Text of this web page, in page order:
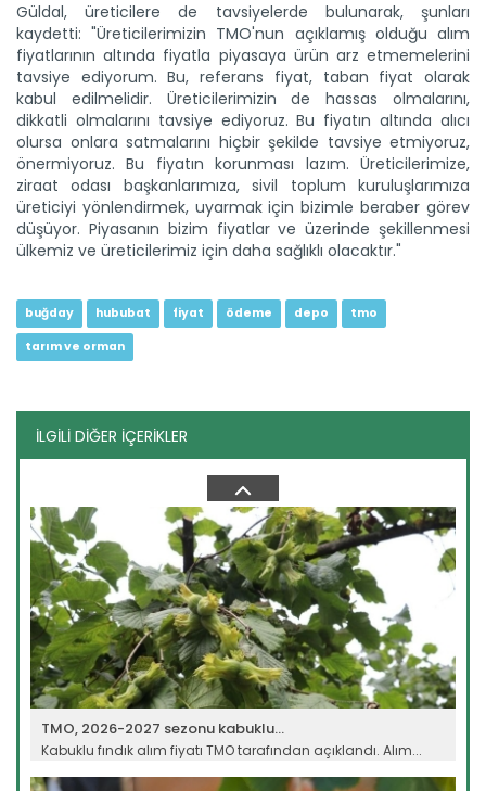
Güldal, üreticilere de tavsiyelerde bulunarak, şunları
kaydetti: "Üreticilerimizin TMO'nun açıklamış olduğu alım
fiyatlarının altında fiyatla piyasaya ürün arz etmemelerini
tavsiye ediyorum. Bu, referans fiyat, taban fiyat olarak
kabul edilmelidir. Üreticilerimizin de hassas olmalarını,
dikkatli olmalarını tavsiye ediyoruz. Bu fiyatın altında alıcı
olursa onlara satmalarını hiçbir şekilde tavsiye etmiyoruz,
önermiyoruz. Bu fiyatın korunması lazım. Üreticilerimize,
ziraat odası başkanlarımıza, sivil toplum kuruluşlarımıza
üreticiyi yönlendirmek, uyarmak için bizimle beraber görev
düşüyor. Piyasanın bizim fiyatlar ve üzerinde şekillenmesi
ülkemiz ve üreticilerimiz için daha sağlıklı olacaktır."
buğday hububat fiyat ödeme depo tmo
tarım ve orman
İLGİLİ DİĞER İÇERİKLER
Ceylanpınar ekimde ve hasatta...
Tarım ve Orman Bakanlığı Tarım İşletmeleri Genel
Müdürlüğü...
Devamını Oku ->
Yeni nesil tarım liseleri yeni...
Tarım ve Orman Bakanlığının güçlü bilimsel altyapısı tarım
Devamını Oku ->
TMO, 2026-2027 sezonu kabuklu...
Kabuklu fındık alım fiyatı TMO tarafından açıklandı. Alım...
Devamını Oku ->